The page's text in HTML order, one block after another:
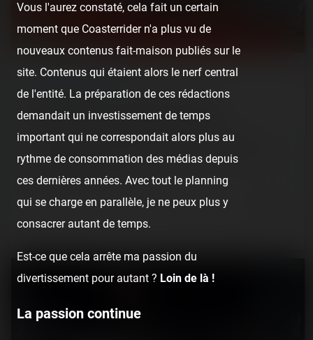
/ LUNA PARK
MedocaPark : un nouveau Luna Park
MedocaPark est un petit nouveau cette année dans la
liste des Luna Park côté Atlantique. Il est situé à Lesparre-
6 years ago
3 min.
Vous l'aurez constaté, cela fait un certain
moment que Coasterrider n'a plus vu de
nouveaux contenus fait-maison publiés sur le
site. Contenus qui étaient alors le nerf central
de l'entité. La préparation de ces rédactions
demandait un investissement de temps
important qui ne correspondait alors plus au
rythme de consommation des médias depuis
ces dernières années. Avec tout le planning
qui se charge en parallèle, je ne peux plus y
consacrer autant de temps.
Est-ce que cela arrête ma passion du
divertissement pour autant ? Loin de là !
La passion continue